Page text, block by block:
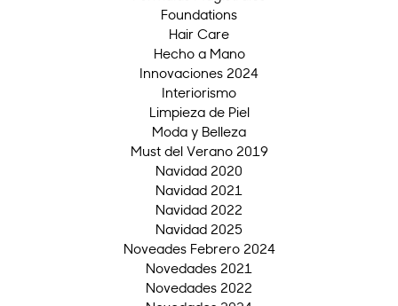
Foundations
Hair Care
Hecho a Mano
Innovaciones 2024
Interiorismo
Limpieza de Piel
Moda y Belleza
Must del Verano 2019
Navidad 2020
Navidad 2021
Navidad 2022
Navidad 2025
Noveades Febrero 2024
Novedades 2021
Novedades 2022